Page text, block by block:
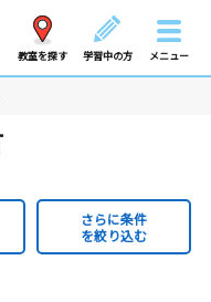
教室を探す 学習中の方 メニュー
さらに条件
を絞り込む